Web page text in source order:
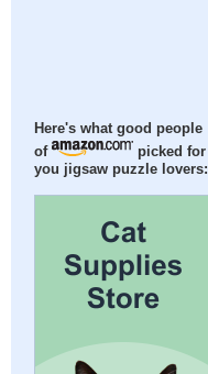
Here's what good people
of
picked for
you jigsaw puzzle lovers: